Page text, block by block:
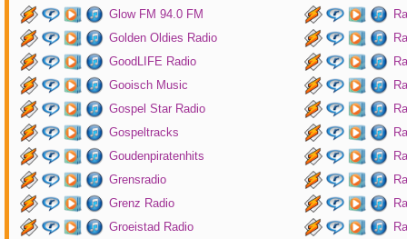
Glow FM 94.0 FM
Golden Oldies Radio
GoodLIFE Radio
Gooisch Music
Gospel Star Radio
Gospeltracks
Goudenpiratenhits
Grensradio
Grenz Radio
Groeistad Radio